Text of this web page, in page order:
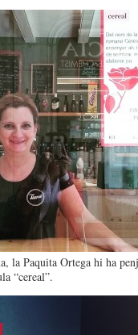
la Paquita Ortega hi ha
“cereal”.